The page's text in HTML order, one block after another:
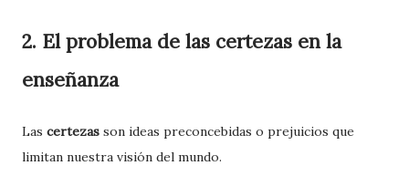
2. El problema de las certezas en la
enseñanza
Las certezas son ideas preconcebidas o prejuicios que
limitan nuestra visión del mundo.